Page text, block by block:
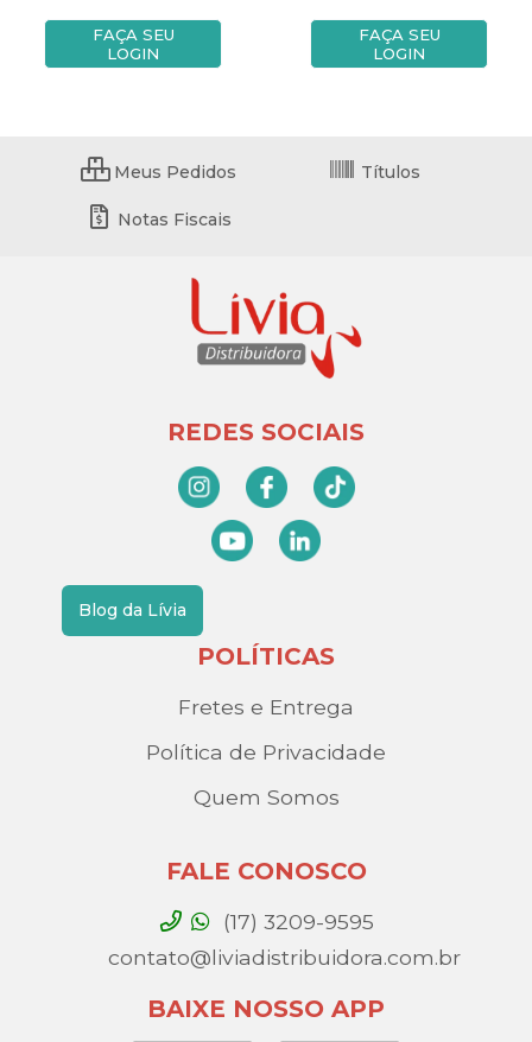
FAÇA SEU
LOGIN
FAÇA SEU
LOGIN
Meus Pedidos Títulos
Notas Fiscais
REDES SOCIAIS
Blog da Lívia
POLÍTICAS
Fretes e Entrega
Política de Privacidade
Quem Somos
FALE CONOSCO
(17) 3209-9595
contato@liviadistribuidora.com.br
BAIXE NOSSO APP